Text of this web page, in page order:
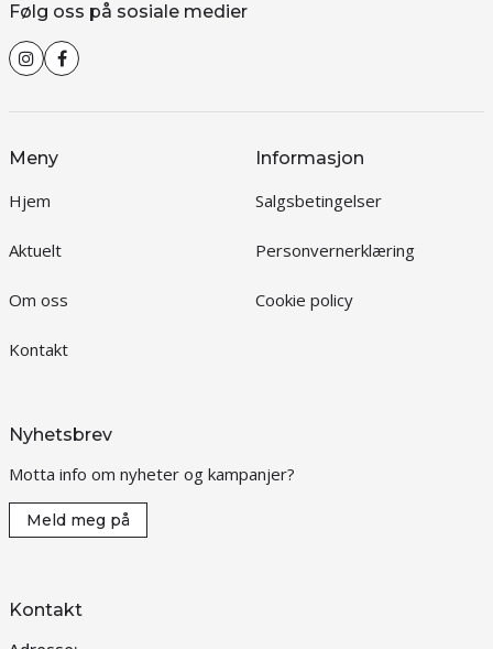
Følg oss på sosiale medier
Meny
Hjem
Aktuelt
Om oss
Kontakt
Informasjon
Salgsbetingelser
Personvernerklæring
Cookie policy
Nyhetsbrev
Motta info om nyheter og kampanjer?
Meld meg på
Kontakt